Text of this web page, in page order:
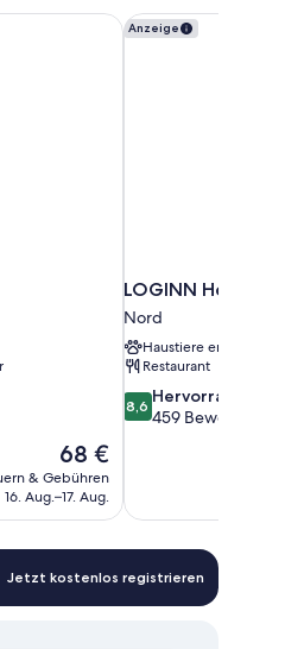
Der
Preis
beträgt
68 €
& Gebühren
16. Aug.–17. Aug.
Anzeige
LOGINN Hotel
Nord
Haustiere erlaubt
Restaurant
8.6
von
Bewertungen
8,6 Hervorragend
459 Bewertungen
LOGINN Hotel
Jetzt kostenlos registrieren